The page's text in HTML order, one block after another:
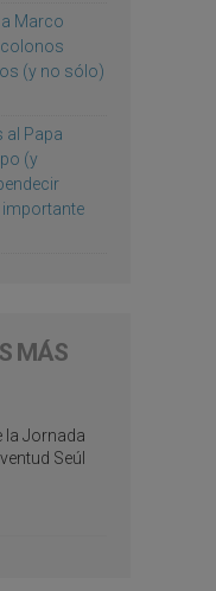
Marco
colonos
(y no sólo)
al Papa
(y
importante
MÁS
la Jornada
Seúl